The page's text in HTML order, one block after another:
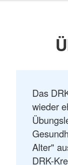
Das
wieder
Alter"
DRK-